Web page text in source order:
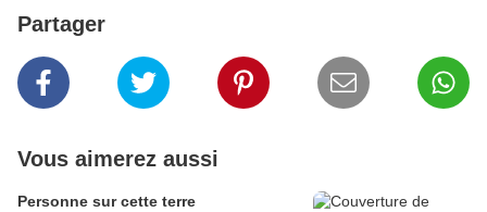
Partager
Vous aimerez aussi
Personne sur cette terre